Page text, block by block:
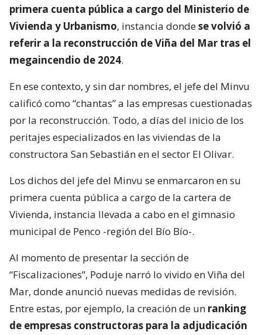
primera cuenta pública a cargo del Ministerio de
Vivienda y Urbanismo, instancia dondese volvió a
referir a la reconstrucción de Viña del Mar tras el
megaincendio de 2024.
En ese contexto, y sin dar nombres, el jefe del Minvu
calificó como “chantas” a las empresas cuestionadas
por la reconstrucción. Todo, a días del inicio de los
peritajes especializados en las viviendas de la
constructora San Sebastián en el sector El Olivar.
Los dichos del jefe del Minvu se enmarcaron en su
primera cuenta pública a cargo de la cartera de
Vivienda, instancia llevada a cabo en el gimnasio
municipal de Penco -región del Bío Bío-.
Al momento de presentar la sección de
“Fiscalizaciones”, Poduje narró lo vivido en Viña del
Mar, donde anunció nuevas medidas de revisión.
Entre estas, por ejemplo, la creación de un ranking
de empresas constructoras para la adjudicación